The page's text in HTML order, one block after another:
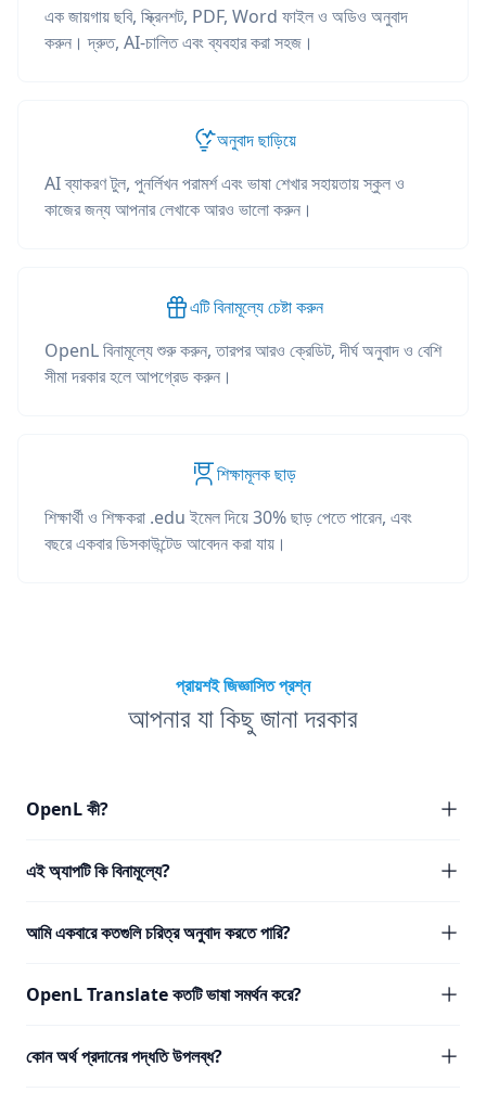
এক জায়গায় ছবি, স্ক্রিনশট, PDF, Word ফাইল ও অডিও অনুবাদ
করুন। দ্রুত, AI-চালিত এবং ব্যবহার করা সহজ।
অনুবাদ ছাড়িয়ে
AI ব্যাকরণ টুল, পুনর্লিখন পরামর্শ এবং ভাষা শেখার সহায়তায় স্কুল ও
কাজের জন্য আপনার লেখাকে আরও ভালো করুন।
এটি বিনামূল্যে চেষ্টা করুন
OpenL বিনামূল্যে শুরু করুন, তারপর আরও ক্রেডিট, দীর্ঘ অনুবাদ ও বেশি
সীমা দরকার হলে আপগ্রেড করুন।
শিক্ষামূলক ছাড়
শিক্ষার্থী ও শিক্ষকরা .edu ইমেল দিয়ে 30% ছাড় পেতে পারেন, এবং
বছরে একবার ডিসকাউন্টেড আবেদন করা যায়।
প্রায়শই জিজ্ঞাসিত প্রশ্ন
আপনার যা কিছু জানা দরকার
OpenL কী?
এই অ্যাপটি কি বিনামূল্যে?
আমি একবারে কতগুলি চরিত্র অনুবাদ করতে পারি?
OpenL Translate কতটি ভাষা সমর্থন করে?
কোন অর্থ প্রদানের পদ্ধতি উপলব্ধ?